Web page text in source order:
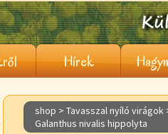
Hírek
shop > Tavasszal nyíló virágok
Galanthus nivalis hippolyta